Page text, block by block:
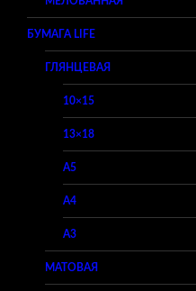
БУМАГА LIFE
ГЛЯНЦЕВАЯ
10×15
13×18
A5
A4
A3
МАТОВАЯ